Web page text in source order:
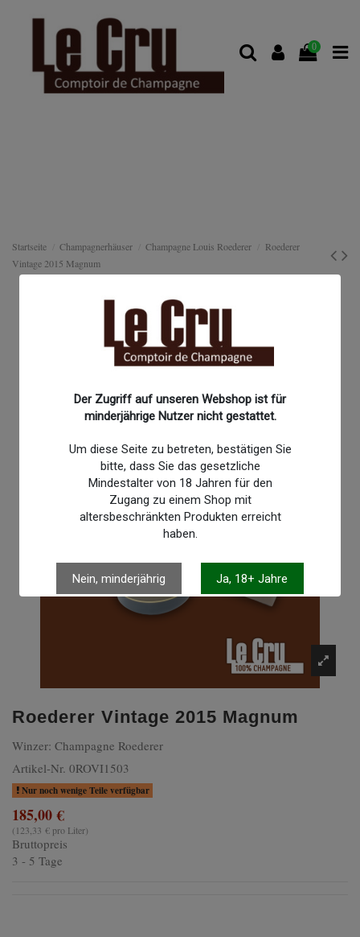
Der Zugriff auf unseren Webshop ist für
minderjährige Nutzer nicht gestattet.
Um diese Seite zu betreten, bestätigen Sie
bitte, dass Sie das gesetzliche
Mindestalter von 18 Jahren für den
Zugang zu einem Shop mit
altersbeschränkten Produkten erreicht
haben.
Nein, minderjährig Ja, 18+ Jahre
0
Startseite Champagnerhäuser Champagne Louis Roederer
Roederer
Vintage 2015 Magnum
Roederer Vintage 2015 Magnum
Winzer: Champagne Roederer
Artikel-Nr. 0ROVI1503
Nur noch wenige Teile verfügbar
185,00 €
(123,33 € pro Liter)
Bruttopreis
3 - 5 Tage